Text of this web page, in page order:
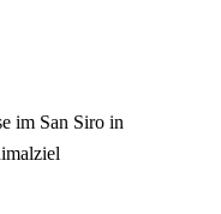
im San Siro in